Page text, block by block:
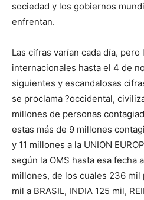
sociedad y los gobiernos
enfrentan.
Las cifras varían cada día,
internacionales hasta el 4 de
siguientes y escandalosas
se proclama ?occidental,
millones de personas
estas más de 9 millones
y 11 millones a la UNION
según la OMS hasta esa fecha
millones, de los cuales 236 mil
mil a BRASIL, INDIA 125 mil,